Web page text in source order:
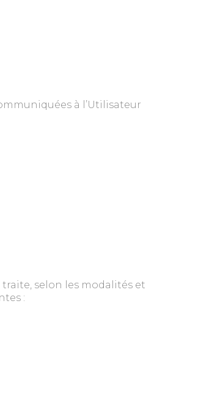
à l’Utilisateur
traite, selon les modalités et
: